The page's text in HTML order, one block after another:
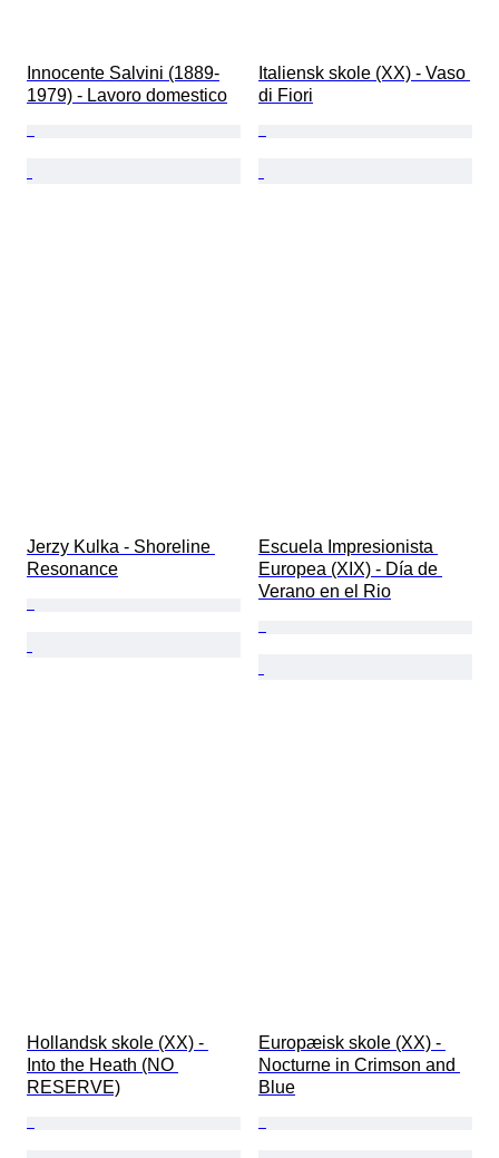
Innocente Salvini (1889-
1979) - Lavoro domestico
Italiensk skole (XX) - Vaso
di Fiori
Jerzy Kulka - Shoreline
Resonance
Escuela Impresionista
Europea (XIX) - Día de
Verano en el Rio
Hollandsk skole (XX) -
Into the Heath (NO
RESERVE)
Europæisk skole (XX) -
Nocturne in Crimson and
Blue